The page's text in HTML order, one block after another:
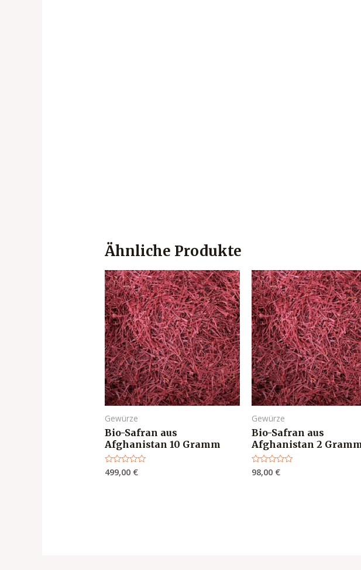
Ähnliche Produkte
Gewürze
Bio-Safran aus
Afghanistan 10 Gramm
Bewertet
499,00 €
Gewürze
Bio-Safran aus
Afghanistan 2
Bewertet
mit
98,00 €